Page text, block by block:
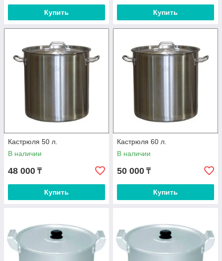
Купить Купить
Кастрюля 50 л.
В наличии
48 000 ₸
Купить
Кастрюля 60 л.
В наличии
50 000 ₸
Купить